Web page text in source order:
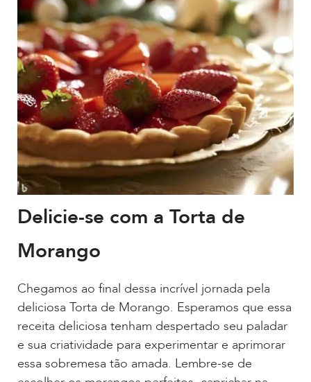
Delicie-se com a Torta de
Morango
Chegamos ao final dessa incrível jornada pela
deliciosa Torta de Morango. Esperamos que essa
receita deliciosa tenham despertado seu paladar
e sua criatividade para experimentar e aprimorar
essa sobremesa tão amada. Lembre-se de